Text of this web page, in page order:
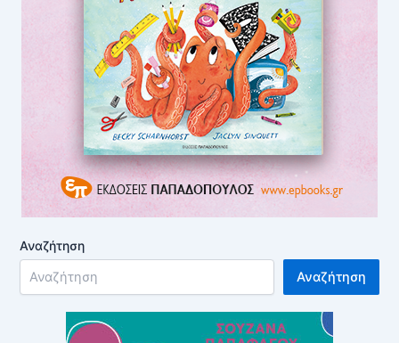
Αναζήτηση
Αναζήτηση